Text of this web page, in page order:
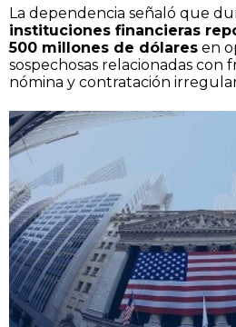
La dependencia señaló que
instituciones financieras
500 millones de dólares en
sospechosas relacionadas con
nómina y contratación